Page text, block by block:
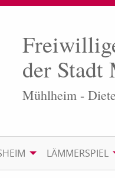
der
Mühlheim -
LÄMMERSPIEL